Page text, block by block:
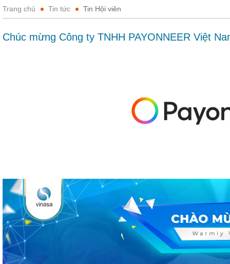
Trang chủ Tin tức Tin Hội viên
Chúc mừng Công ty TNHH PAYONNEER Việt